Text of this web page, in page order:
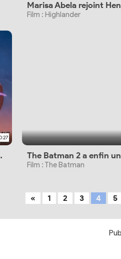
Film : Highlander
Animation The Batman 2 a enfin
Film : The Batman
« 1 2 3 4 5